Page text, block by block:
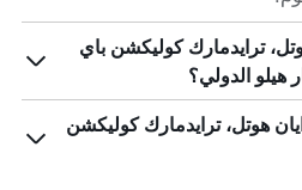
ترايدمارك كوليكشن باي
الدولي؟
هوتل، ترايدمارك كوليكشن